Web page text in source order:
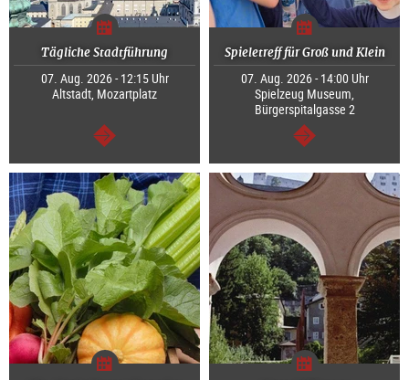
Tägliche Stadtführung
07. Aug. 2026 - 12:15 Uhr
Altstadt, Mozartplatz
weiter
Spieletreff für Groß und Klein
07. Aug. 2026 - 14:00 Uhr
Spielzeug Museum,
Bürgerspitalgasse 2
weiter